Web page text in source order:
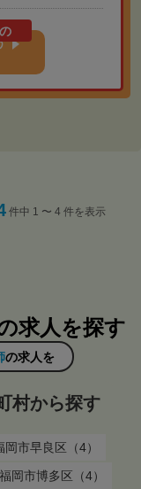
件中 1 〜 4 件を表示
求人を探す
の求人を
村から探す
岡市早良区（4）
福岡市博多区（4）